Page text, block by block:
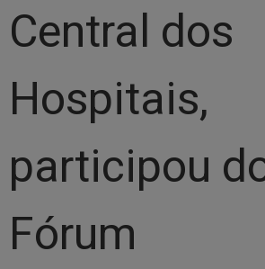
Central dos
Hospitais,
participou
Fórum